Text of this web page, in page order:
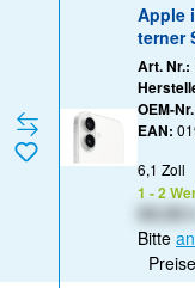
Apple
terner
556 x
- front
Art. Nr.:
OEM-Nr.
EAN:
6,1 Zoll
1 - 2
Bitte